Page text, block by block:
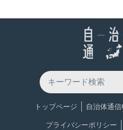
トップページ 自治体通
プライバシーポリシー